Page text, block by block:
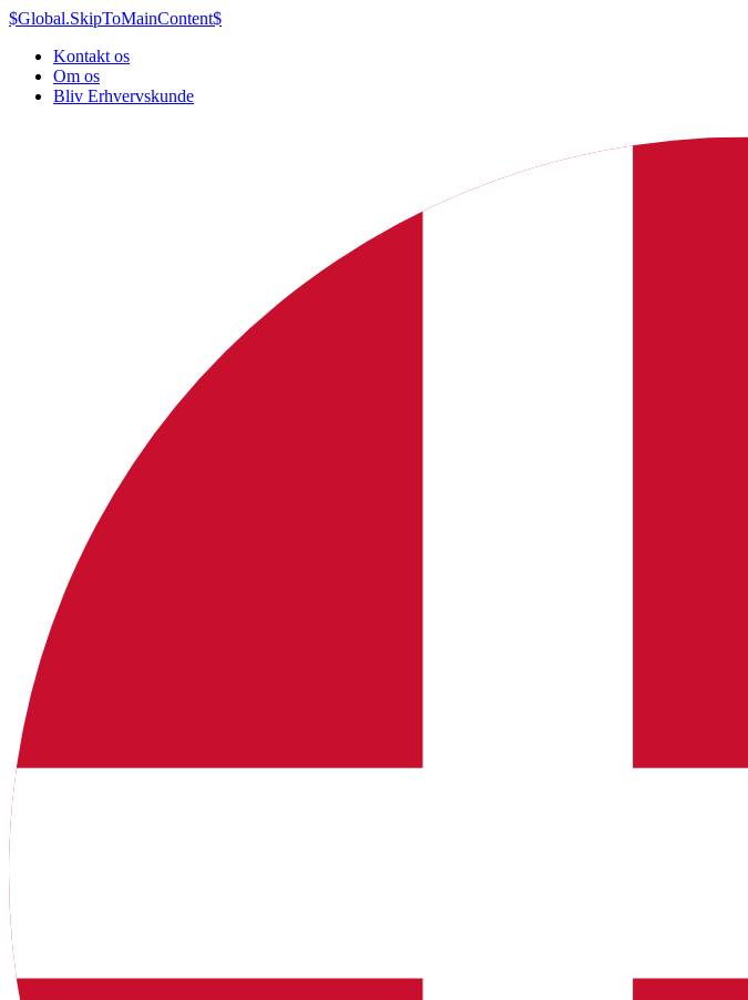
$Global.SkipToMainContent$
Kontakt os
Om os
Bliv Erhvervskunde